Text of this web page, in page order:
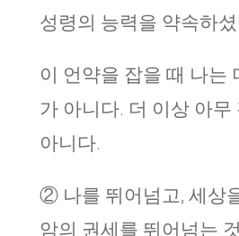
성령의 능력을 약속하
이 언약을 잡을 때 나는
가 아니다. 더 이상 아무
아니다.
② 나를 뛰어넘고, 세상
암의 권세를 뛰어넘는